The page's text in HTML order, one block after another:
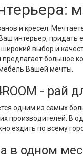
и кресел.
интерьер,
широкий выбор и
большое
Вашей мечты.
- рай
одним из самых
производителей. В
ездить по всему
в одном